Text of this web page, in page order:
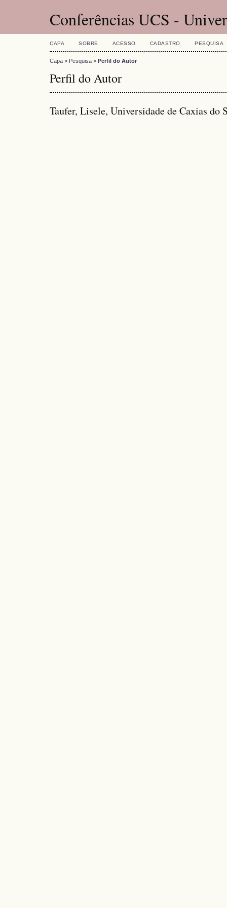
Conferências UCS -
CAPA SOBRE ACESSO CADASTRO PESQUISA
Capa > Pesquisa > Perfil do Autor
Perfil do Autor
Taufer, Lisele, Universidade de Caxias do